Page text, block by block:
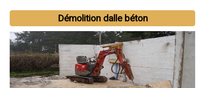
Démolition dalle béton